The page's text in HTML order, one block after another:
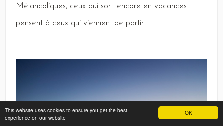
OK
This website uses cookies to ensure you get the best
experience on our website
Mélancoliques, ceux qui sont encore en vacances
pensent à ceux qui viennent de partir...